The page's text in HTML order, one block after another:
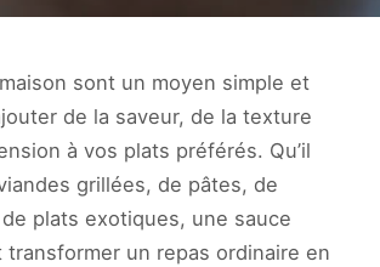
sont un moyen simple et
de la saveur, de la texture
à vos plats préférés. Qu’il
grillées, de pâtes, de
plats exotiques, une sauce
transformer un repas ordinaire en